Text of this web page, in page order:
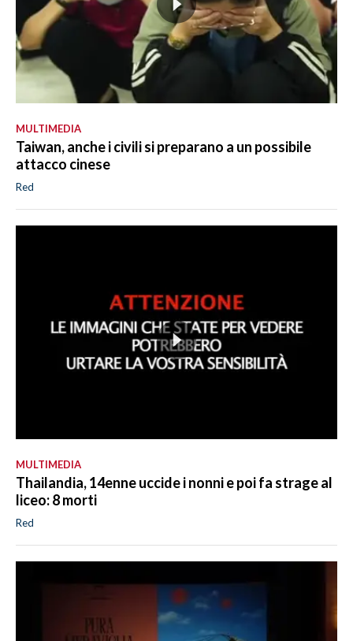
MULTIMEDIA
Taiwan, anche i civili si preparano a un possibile
attacco cinese
Red
MULTIMEDIA
Thailandia, 14enne uccide i nonni e poi fa strage al
liceo: 8 morti
Red